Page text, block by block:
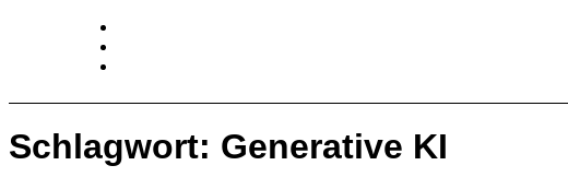
Schlagwort: Generative KI